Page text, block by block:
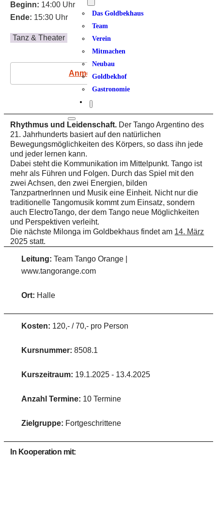
Das Goldbekhaus
Team
Verein
Mitmachen
Neubau
Goldbekhof
Gastronomie
Beginn: 14:00 Uhr
Ende: 15:30 Uhr
Tanz & Theater
Anmeldung
Rhythmus und Leidenschaft. Der Tango Argentino des
21. Jahrhunderts basiert auf den natürlichen
Bewegungsmöglichkeiten des Körpers, so dass ihn jede
und jeder lernen kann.
Dabei steht die Kommunikation im Mittelpunkt. Tango ist
mehr als Führen und Folgen. Durch das Spiel mit den
zwei Achsen, den zwei Energien, bilden
TanzpartnerInnen und Musik eine Einheit. Nicht nur die
traditionelle Tangomusik kommt zum Einsatz, sondern
auch ElectroTango, der dem Tango neue Möglichkeiten
und Perspektiven verleiht.
Die nächste Milonga im Goldbekhaus findet am 14. März
2025 statt.
Leitung: Team Tango Orange |
www.tangorange.com
Ort: Halle
Kosten: 120,- / 70,- pro Person
Kursnummer: 8508.1
Kurszeitraum: 19.1.2025 - 13.4.2025
Anzahl Termine: 10 Termine
Zielgruppe: Fortgeschrittene
In Kooperation mit: